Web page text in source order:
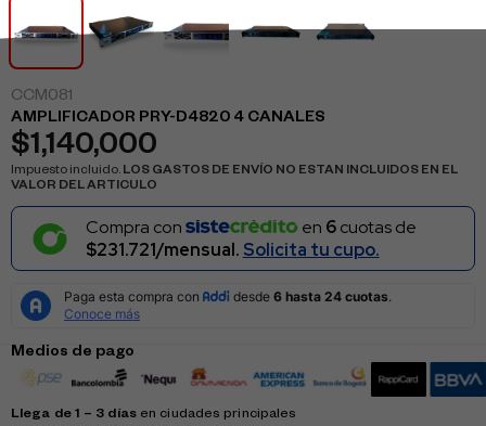
CCM081
AMPLIFICADOR PRY-D4820 4 CANALES
$1,140,000
Impuesto incluido. LOS GASTOS DE ENVÍO NO ESTAN INCLUIDOS EN EL
VALOR DEL ARTICULO
Compra con en 6cuotas de
$231.721/mensual. Solicita tu cupo.
Medios de pago
Llega de 1 – 3 díasen ciudades principales